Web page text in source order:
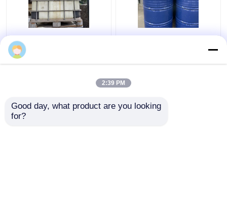
Resina ised metílica
livre solvente de resina
de formaldeído de
do formaldeído para a
do recipiente
2:39 PM
Good day, what product are you looking
for?